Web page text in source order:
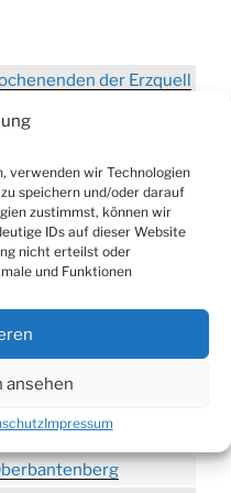
verwenden wir Technologien
speichern und/oder darauf
zustimmst, können wir
IDs auf dieser Website
nicht erteilst oder
und Funktionen
ansehen
Impressum
der Erzquell
der Ortsmitte
Helmerhausen
Turnier
Hengstenberg
im Burghaus
in der Aula